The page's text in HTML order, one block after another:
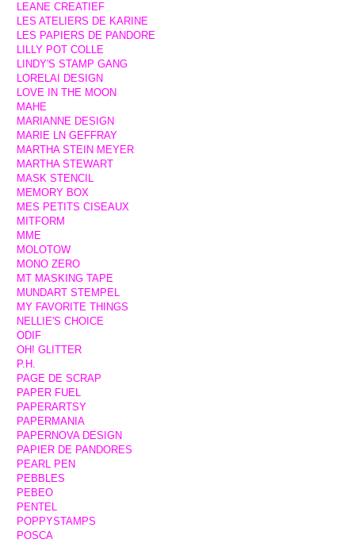
LEANE CREATIEF
LES ATELIERS DE KARINE
LES PAPIERS DE PANDORE
LILLY POT COLLE
LINDY'S STAMP GANG
LORELAI DESIGN
LOVE IN THE MOON
MAHE
MARIANNE DESIGN
MARIE LN GEFFRAY
MARTHA STEIN MEYER
MARTHA STEWART
MASK STENCIL
MEMORY BOX
MES PETITS CISEAUX
MITFORM
MME
MOLOTOW
MONO ZERO
MT MASKING TAPE
MUNDART STEMPEL
MY FAVORITE THINGS
NELLIE'S CHOICE
ODIF
OH! GLITTER
P.H.
PAGE DE SCRAP
PAPER FUEL
PAPERARTSY
PAPERMANIA
PAPERNOVA DESIGN
PAPIER DE PANDORES
PEARL PEN
PEBBLES
PEBEO
PENTEL
POPPYSTAMPS
POSCA